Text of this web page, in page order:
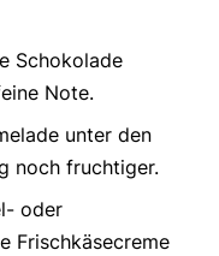
Schokolade
Note.
unter den
noch fruchtiger.
oder
Frischkäsecreme